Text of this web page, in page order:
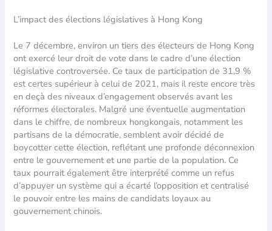
L’impact des élections législatives à Hong Kong
Le 7 décembre, environ un tiers des électeurs de Hong Kong
ont exercé leur droit de vote dans le cadre d’une élection
législative controversée. Ce taux de participation de 31,9 %
est certes supérieur à celui de 2021, mais il reste encore très
en deçà des niveaux d’engagement observés avant les
réformes électorales. Malgré une éventuelle augmentation
dans le chiffre, de nombreux hongkongais, notamment les
partisans de la démocratie, semblent avoir décidé de
boycotter cette élection, reflétant une profonde déconnexion
entre le gouvernement et une partie de la population. Ce
taux pourrait également être interprété comme un refus
d’appuyer un système qui a écarté l’opposition et centralisé
le pouvoir entre les mains de candidats loyaux au
gouvernement chinois.